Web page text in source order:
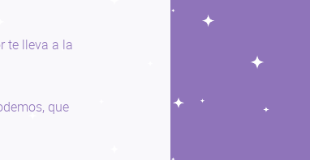
te lleva a la
que